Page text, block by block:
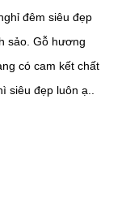
đêm siêu đẹp
sảo. Gỗ hương
có cam kết chất
siêu đẹp luôn ạ..